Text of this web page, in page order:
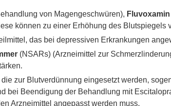
von Magengeschwüren), Fluvoxamin
können zu einer Erhöhung des Blutspiegels
das bei depressiven Erkrankungen
(NSARs) (Arzneimittel zur
zur Blutverdünnung eingesetzt werden,
bei Beendigung der Behandlung mit
Arzneimittel angepasst werden muss.